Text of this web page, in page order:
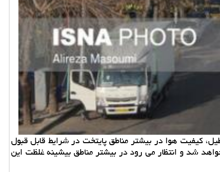
به كاهش تردد خودرو ها در روز تعطیل، كیفیت هوا در بیشتر مناطق پایتخت در شرایط قابل قبول
شد و انتظار می رود در بیشتر مناطق بیشینه غلظت این